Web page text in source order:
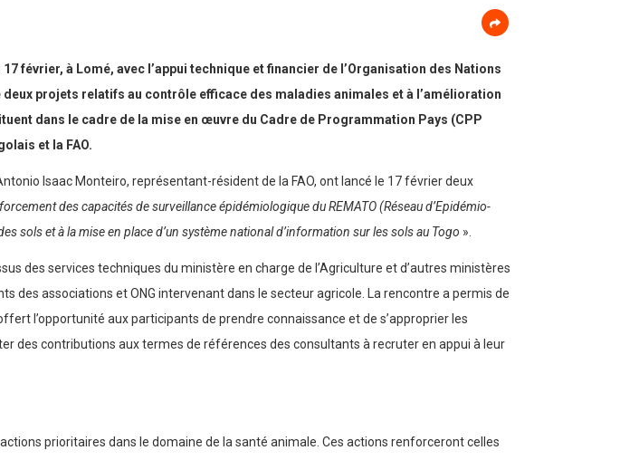
février, à Lomé, avec l’appui technique et financier de l’Organisation des Nations
projets relatifs au contrôle efficace des maladies animales et à l’amélioration
dans le cadre de la mise en œuvre du Cadre de Programmation Pays (CPP
et la FAO.
Isaac Monteiro, représentant-résident de la FAO, ont lancé le 17 février deux
des capacités de surveillance épidémiologique du REMATO (Réseau d’Epidémio-
sols et à la mise en place d’un système national d’information sur les sols au Togo ».
des services techniques du ministère en charge de l’Agriculture et d’autres ministères
associations et ONG intervenant dans le secteur agricole. La rencontre a permis de
l’opportunité aux participants de prendre connaissance et de s’approprier les
des contributions aux termes de références des consultants à recruter en appui à leur
prioritaires dans le domaine de la santé animale. Ces actions renforceront celles